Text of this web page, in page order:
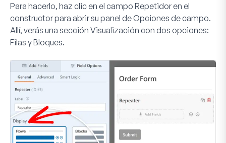
Para hacerlo, haz clic en el campo Repetidoren el
constructor para abrir su panel de Opciones de campo.
Allí, verás una sección Visualización con dos opciones:
Filas y Bloques.